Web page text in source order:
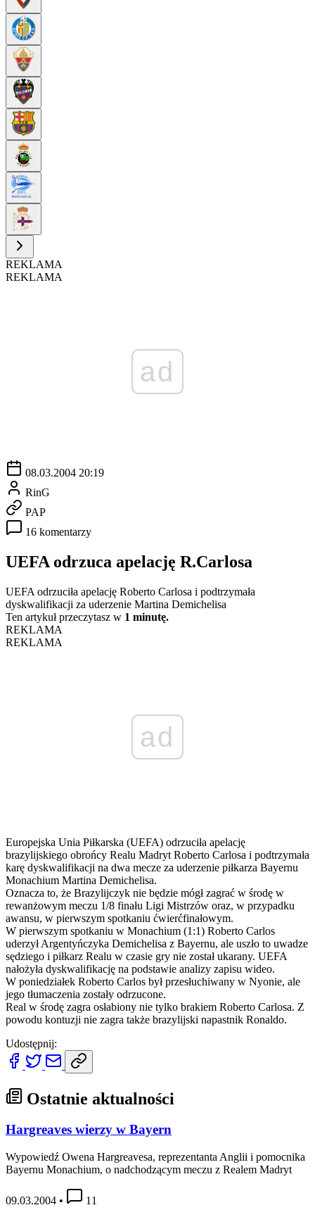
REKLAMA
REKLAMA
ad
08.03.2004 20:19
RinG
PAP
16 komentarzy
UEFA odrzuca apelację R.Carlosa
UEFA odrzuciła apelację Roberto Carlosa i podtrzymała
dyskwalifikacji za uderzenie Martina Demichelisa
Ten artykuł przeczytasz w 1 minutę.
REKLAMA
REKLAMA
ad
Europejska Unia Piłkarska (UEFA) odrzuciła apelację
brazylijskiego obrońcy Realu Madryt Roberto Carlosa i podtrzymała
karę dyskwalifikacji na dwa mecze za uderzenie piłkarza Bayernu
Monachium Martina Demichelisa.
Oznacza to, że Brazylijczyk nie będzie mógł zagrać w środę w
rewanżowym meczu 1/8 finału Ligi Mistrzów oraz, w przypadku
awansu, w pierwszym spotkaniu ćwierćfinałowym.
W pierwszym spotkaniu w Monachium (1:1) Roberto Carlos
uderzył Argentyńczyka Demichelisa z Bayernu, ale uszło to uwadze
sędziego i piłkarz Realu w czasie gry nie został ukarany. UEFA
nałożyła dyskwalifikację na podstawie analizy zapisu wideo.
W poniedziałek Roberto Carlos był przesłuchiwany w Nyonie, ale
jego tłumaczenia zostały odrzucone.
Real w środę zagra osłabiony nie tylko brakiem Roberto Carlosa. Z
powodu kontuzji nie zagra także brazylijski napastnik Ronaldo.
Udostępnij:
Ostatnie aktualności
Hargreaves wierzy w Bayern
Wypowiedź Owena Hargreavesa, reprezentanta Anglii i pomocnika
Bayernu Monachium, o nadchodzącym meczu z Realem Madryt
09.03.2004 • 11